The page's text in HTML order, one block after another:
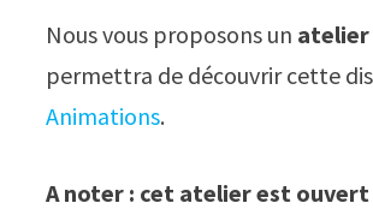
Nous vous proposons un atelier
permettra de découvrir cette
Animations.
A noter : cet atelier est